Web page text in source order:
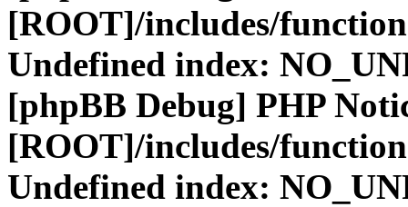
[ROOT]/includes/
Undefined index:
[phpBB Debug] PHP
[ROOT]/includes/
Undefined index: